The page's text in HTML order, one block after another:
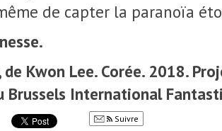
de capter la paranoïa
de Kwon Lee. Corée. 2018.
Brussels International
Suivre